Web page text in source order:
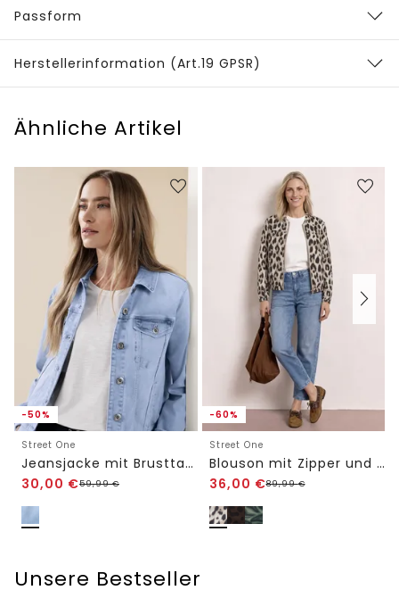
Passform
Herstellerinformation (Art.19 GPSR)
Ähnliche Artikel
-50%
Street One
Jeansjacke mit Brusttaschen und Knöpfen
30,00 €59,99€
-60%
Street One
Blouson mit Zipper und Print
36,00 €89,99€
Unsere Bestseller